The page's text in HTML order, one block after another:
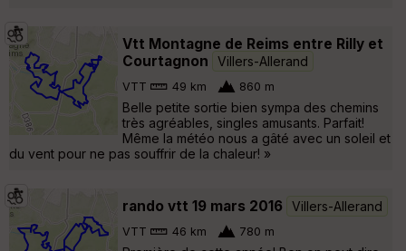
Vtt Montagne de Reims entre Rilly et
Courtagnon
Villers-Allerand
VTT 49 km 860 m
Belle petite sortie bien sympa des chemins
très agréables, singles amusants. Parfait!
Même la météo nous a gâté avec un soleil et
du vent pour ne pas souffrir de la chaleur! »
rando vtt 19 mars 2016 Villers-Allerand
VTT 46 km 780 m